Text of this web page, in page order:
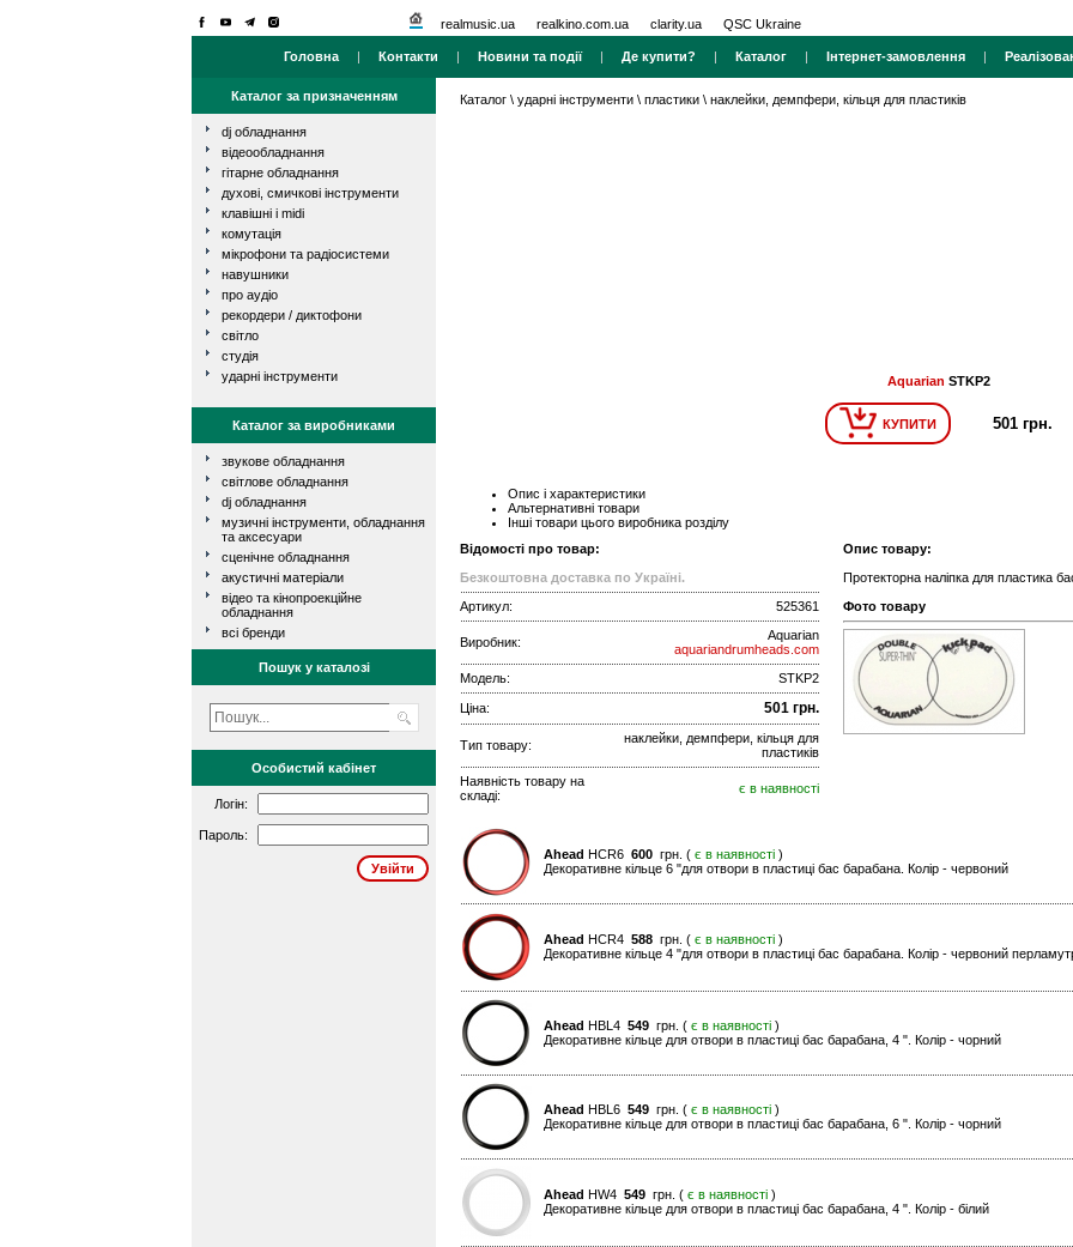
realmusic.ua realkino.com.ua clarity.ua QSC Ukraine
Головна | Контакти | Новини та події| Де купити? | Каталог | Інтернет-замовлення |
Каталог за призначенням
dj обладнання
відеообладнання
гітарне обладнання
духові, смичкові інструменти
клавішні і midi
комутація
мікрофони та радіосистеми
навушники
про аудіо
рекордери / диктофони
світло
студія
ударні інструменти
Каталог за виробниками
звукове обладнання
світлове обладнання
dj обладнання
музичні інструменти, обладнання
та аксесуари
сценічне обладнання
акустичні матеріали
відео та кінопроекційне
обладнання
всі бренди
Пошук у каталозі
Особистий кабінет
Логін:
Пароль:
Каталог \ ударні інструменти \ пластики \ наклейки, демпфери, кільця для пластиків
Aquarian STKP2
КУПИТИ 501 грн.
Опис і характеристики
Альтернативні товари
Інші товари цього виробника розділу
Відомості про товар:
Безкоштовна доставка по Україні.
Артикул:
525361
Виробник:
Aquarian
aquariandrumheads.com
Модель:
STKP2
Ціна: 501 грн.
Тип товару:
наклейки, демпфери, кільця для
пластиків
Наявність товару на
складі:
є в наявності
Опис товару:
Протекторна наліпка для пластика
Фото товару
Ahead HCR6 600 грн. ( є в наявності )
Декоративне кільце 6 "для отвори в пластиці бас барабана. Колір - червоний
Ahead HCR4 588 грн. ( є в наявності )
Декоративне кільце 4 "для отвори в пластиці бас барабана. Колір - червоний
Ahead HBL4 549 грн. ( є в наявності )
Декоративне кільце для отвори в пластиці бас барабана, 4 ". Колір - чорний
Ahead HBL6 549 грн. ( є в наявності )
Декоративне кільце для отвори в пластиці бас барабана, 6 ". Колір - чорний
Ahead HW4 549 грн. ( є в наявності )
Декоративне кільце для отвори в пластиці бас барабана, 4 ". Колір - білий